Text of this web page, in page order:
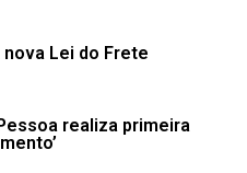
nova Lei do Frete
realiza primeira